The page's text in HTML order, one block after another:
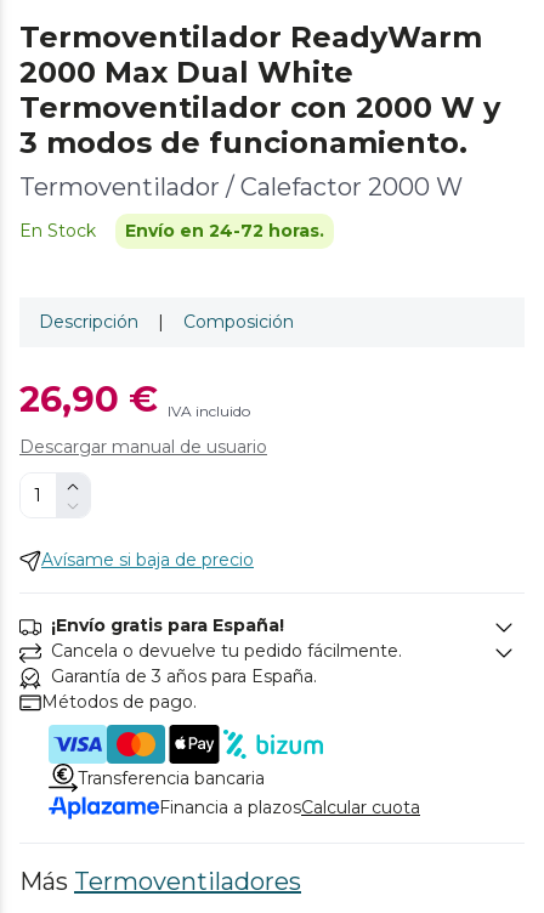
Termoventilador ReadyWarm
2000 Max Dual White
Termoventilador con 2000 W y
3 modos de funcionamiento.
Termoventilador / Calefactor 2000 W
En Stock Envío en 24-72 horas.
Descripción | Composición
26,90 € IVA incluido
Descargar manual de usuario
Avísame si baja de precio
¡Envío gratis para España!
Cancela o devuelve tu pedido fácilmente.
Garantía de 3 años para España.
Métodos de pago.
Transferencia bancaria
Financia a plazosCalcular cuota
Más Termoventiladores